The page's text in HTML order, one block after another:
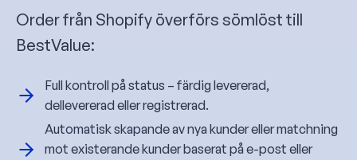
Order från Shopify överförs sömlöst till
BestValue:
Full kontroll på status – färdig levererad,
dellevererad eller registrerad.
Automatisk skapande av nya kunder eller matchning
mot existerande kunder baserat på e-post eller